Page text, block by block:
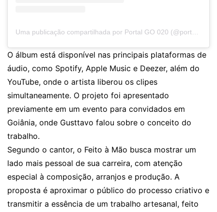
Uma publicação compartilhada por Portal GO 020 (@portalgo020)
O álbum está disponível nas principais plataformas de
áudio, como Spotify, Apple Music e Deezer, além do
YouTube, onde o artista liberou os clipes
simultaneamente. O projeto foi apresentado
previamente em um evento para convidados em
Goiânia, onde Gusttavo falou sobre o conceito do
trabalho.
Segundo o cantor, o Feito à Mão busca mostrar um
lado mais pessoal de sua carreira, com atenção
especial à composição, arranjos e produção. A
proposta é aproximar o público do processo criativo e
transmitir a essência de um trabalho artesanal, feito